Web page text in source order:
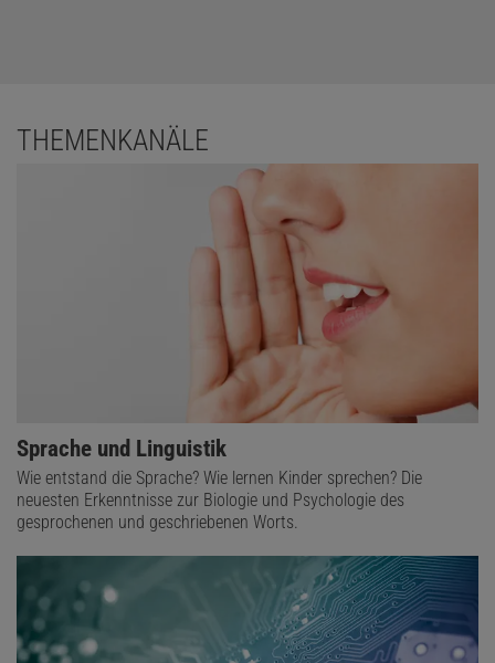
THEMENKANÄLE
Sprache und Linguistik
Wie entstand die Sprache? Wie lernen Kinder sprechen? Die
neuesten Erkenntnisse zur Biologie und Psychologie des
gesprochenen und geschriebenen Worts.